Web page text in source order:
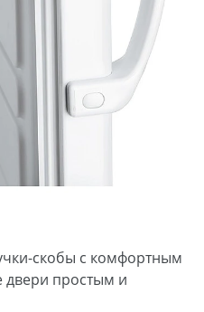
скобы с комфортным
двери простым и